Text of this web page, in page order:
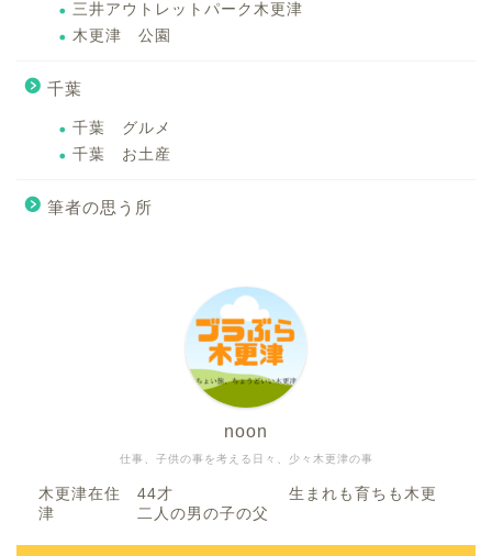
三井アウトレットパーク木更津
木更津 公園
千葉
千葉 グルメ
千葉 お土産
筆者の思う所
仕事、子供の事を考える日々、少々木更津の事
noon
木更津在住 44才 生まれも育ちも木更
津 二人の男の子の父